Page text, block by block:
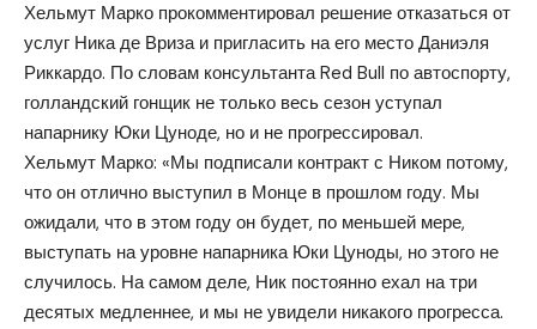
Хельмут Марко прокомментировал решение отказаться от
услуг Ника де Вриза и пригласить на его место Даниэля
Риккардо. По словам консультанта Red Bull по автоспорту,
голландский гонщик не только весь сезон уступал
напарнику Юки Цуноде, но и не прогрессировал.
Хельмут Марко: «Мы подписали контракт с Ником потому,
что он отлично выступил в Монце в прошлом году. Мы
ожидали, что в этом году он будет, по меньшей мере,
выступать на уровне напарника Юки Цуноды, но этого не
случилось. На самом деле, Ник постоянно ехал на три
десятых медленнее, и мы не увидели никакого прогресса.